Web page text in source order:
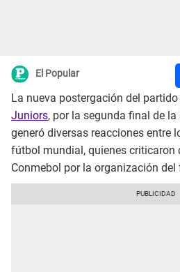
El Popular
La nueva postergación del partido
Juniors, por la segunda final de
generó diversas reacciones entre
fútbol mundial, quienes criticaron
Conmebol por la organización